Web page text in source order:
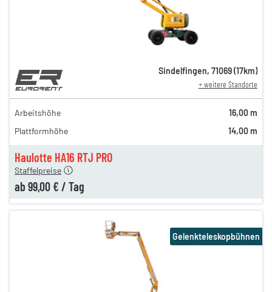
Haulotte HA16 RTJ PRO
169,00 €
129,00 €
119,00 €
109,00 €
Staffelpreise
ab 99,00 € / Tag
Sindelfingen, 71069(17km)
+ weitere Standorte
Arbeitshöhe
16,00 m
Plattformhöhe
14,00 m
Gelenkteleskopbühnen